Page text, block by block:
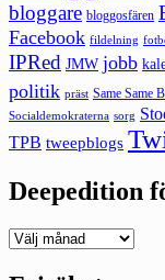
bloggare bloggosfären
Facebook fildelning
IPRed JMW jobb
politik präst Same Same
Socialdemokraterna sorg
TPB tweepblogs
Deepedition
Deepedition